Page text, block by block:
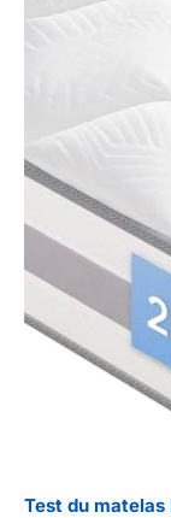
Test du